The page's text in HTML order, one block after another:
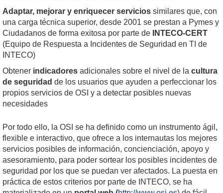
Adaptar, mejorar y enriquecer servicios similares que, con
una carga técnica superior, desde 2001 se prestan a Pymes y
Ciudadanos de forma exitosa por parte de
INTECO-CERT
(Equipo de Respuesta a Incidentes de Seguridad en TI de
INTECO)
Obtener indicadores adicionales sobre el nivel de la cultura
de seguridad de los usuarios que ayuden a perfeccionar los
propios servicios de OSI y a detectar posibles nuevas
necesidades
Por todo ello, la OSI se ha definido como un instrumento ágil,
flexible e interactivo, que ofrece a los internautas los mejores
servicios posibles de información, concienciación, apoyo y
asesoramiento, para poder sortear los posibles incidentes de
seguridad por los que se puedan ver afectados. La puesta en
práctica de estos criterios por parte de INTECO, se ha